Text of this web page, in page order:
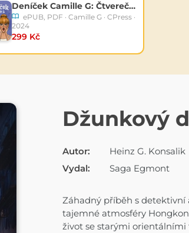
Deníček Camille G: Čtverečka
ePUB, PDF · Camille G · CPress ·
2024
299 Kč
E-KNIHA
Džunkový
Autor:
Heinz G. Konsalik
Vydal:
Saga Egmont
Záhadný příběh s
tajemné atmosféry
život se starými